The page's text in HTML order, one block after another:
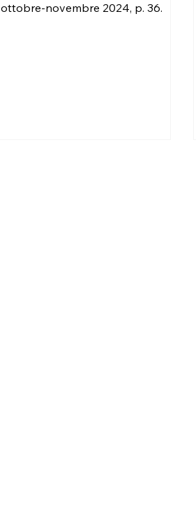
ottobre-novembre 2024, p. 36.